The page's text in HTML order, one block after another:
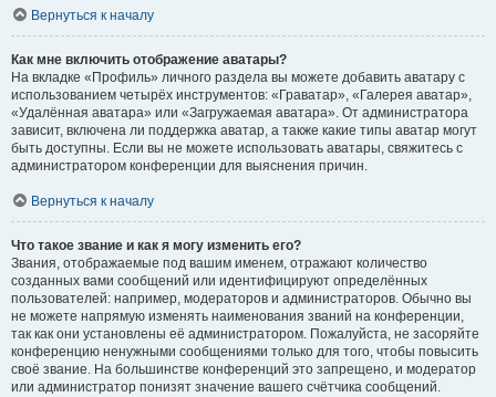
Вернуться к началу
Как мне включить отображение аватары?
На вкладке «Профиль» личного раздела вы можете добавить аватару с
использованием четырёх инструментов: «Граватар», «Галерея аватар»,
«Удалённая аватара» или «Загружаемая аватара». От администратора
зависит, включена ли поддержка аватар, а также какие типы аватар могут
быть доступны. Если вы не можете использовать аватары, свяжитесь с
администратором конференции для выяснения причин.
Вернуться к началу
Что такое звание и как я могу изменить его?
Звания, отображаемые под вашим именем, отражают количество
созданных вами сообщений или идентифицируют определённых
пользователей: например, модераторов и администраторов. Обычно вы
не можете напрямую изменять наименования званий на конференции,
так как они установлены её администратором. Пожалуйста, не засоряйте
конференцию ненужными сообщениями только для того, чтобы повысить
своё звание. На большинстве конференций это запрещено, и модератор
или администратор понизят значение вашего счётчика сообщений.